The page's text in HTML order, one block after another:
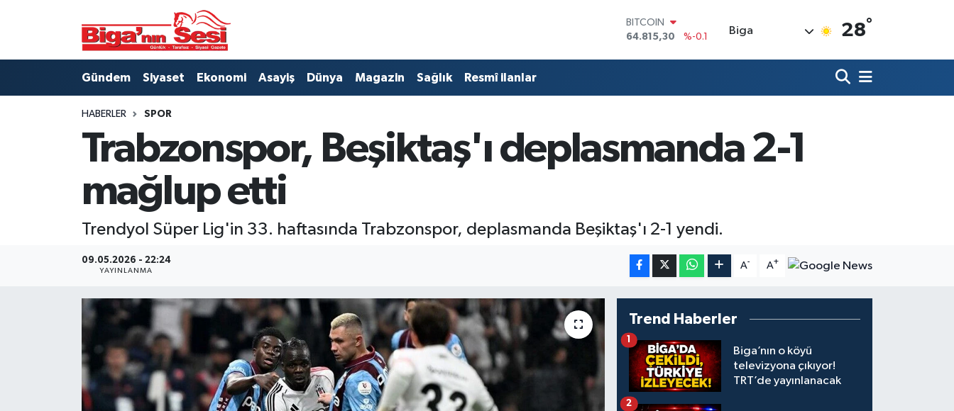
DOLAR
47,7436
%0.18
64,4811
%0.38
13.779
%-14
BITCOIN
Biga 28°
Gündem Siyaset Ekonomi Asayiş Dünya Magazin Sağlık Resmî ilanlar
HABERLER SPOR
Trabzonspor, Beşiktaş'ı deplasmanda 2-1
mağlup etti
Trendyol Süper Lig'in 33. haftasında Trabzonspor, deplasmanda Beşiktaş'ı 2-1 yendi.
09.05.2026 - 22:24
YAYINLANMA
A- A+
Trend Haberler
Biga’nın o köyü
televizyona çıkıyor!
TRT’de yayınlanacak
1
2
Gündem
Hava Durumu
Çanakkale Hava Durumu
Tüm Manşetler
Son Dakika Haberleri
Haber Arşivi